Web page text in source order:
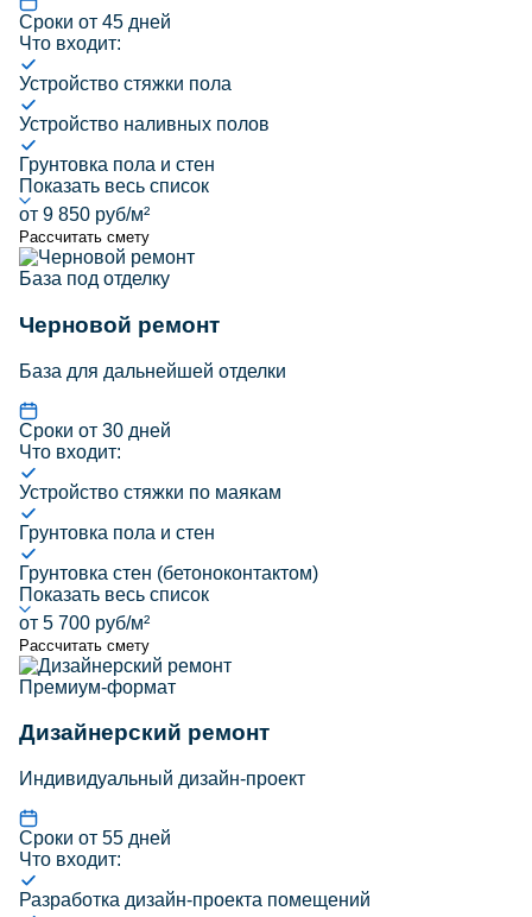
Сроки от 45 дней
Что входит:
Устройство стяжки пола
Устройство наливных полов
Грунтовка пола и стен
Показать весь список
от 9 850 руб/м²
Рассчитать смету
База под отделку
Черновой ремонт
База для дальнейшей отделки
Сроки от 30 дней
Что входит:
Устройство стяжки по маякам
Грунтовка пола и стен
Грунтовка стен (бетоноконтактом)
Показать весь список
от 5 700 руб/м²
Рассчитать смету
Премиум-формат
Дизайнерский ремонт
Индивидуальный дизайн-проект
Сроки от 55 дней
Что входит:
Разработка дизайн-проекта помещений